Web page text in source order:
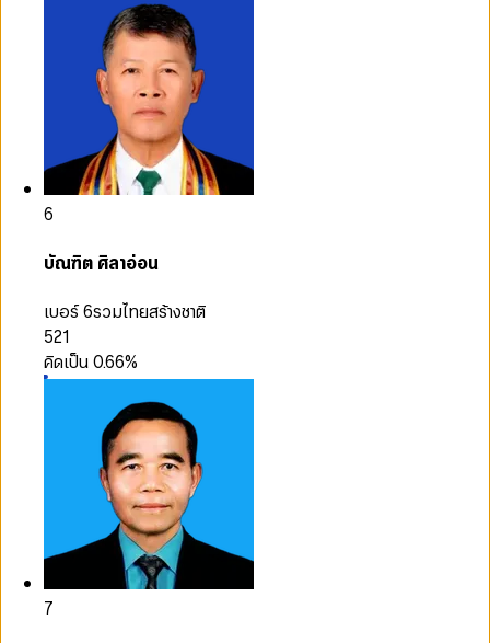
6
บัณฑิต ศิลาอ่อน
เบอร์ 6รวมไทยสร้างชาติ
521
คิดเป็น0.66%
7